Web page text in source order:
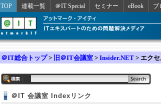
TOP 連載一覧 ＠IT Special セミナー eBook ブ
＠IT総合トップ> 旧＠IT会議室 > Insider.NET > エク
＠IT 会議室 Indexリンク